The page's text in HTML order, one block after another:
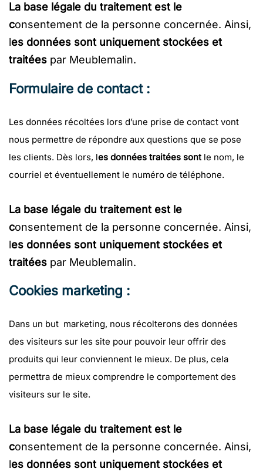
La base légale du traitement est le
consentement de la personne concernée. Ainsi,
les données sont uniquement stockées et
traitées par Meublemalin.
Formulaire de contact :
Les données récoltées lors d’une prise de contact vont
nous permettre de répondre aux questions que se pose
les clients. Dès lors, les données traitées sont le nom, le
courriel et éventuellement le numéro de téléphone.
La base légale du traitement est le
consentement de la personne concernée. Ainsi,
les données sont uniquement stockées et
traitées par Meublemalin.
Cookies marketing :
Dans un but marketing, nous récolterons des données
des visiteurs sur les site pour pouvoir leur offrir des
produits qui leur conviennent le mieux. De plus, cela
permettra de mieux comprendre le comportement des
visiteurs sur le site.
La base légale du traitement est le
consentement de la personne concernée. Ainsi,
les données sont uniquement stockées et